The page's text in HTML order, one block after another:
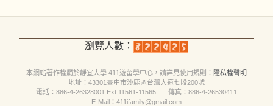
瀏覽人數：
本網站著作權屬於靜宜大學 411遊留學中心，請詳見使用規則 ： 隱私權聲明
地址：43301臺中市沙鹿區台灣大道七段200號
電話：886-4-26328001 Ext.11561-11565 傳真：886-4-26530411
E-Mail：411ifamily@gmail.com